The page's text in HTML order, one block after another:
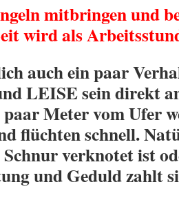
mitbringen und
wird als
auch ein paar
LEISE sein direkt
Meter vom Ufer
flüchten schnell.
verknotet ist
und Geduld zahlt